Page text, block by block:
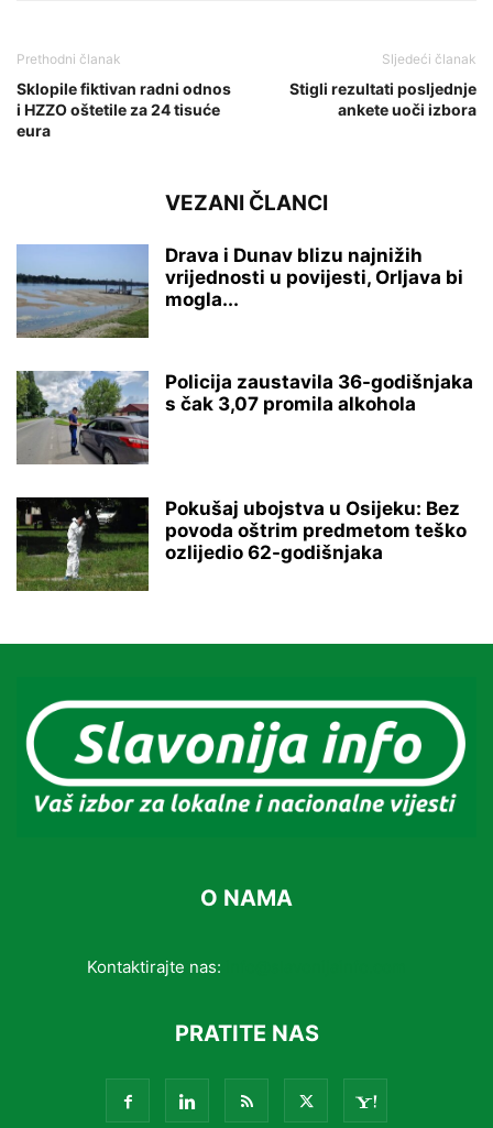
Prethodni članak
Sklopile fiktivan radni odnos
i HZZO oštetile za 24 tisuće
eura
Sljedeći članak
Stigli rezultati posljednje
ankete uoči izbora
VEZANI ČLANCI
Drava i Dunav blizu najnižih
vrijednosti u povijesti, Orljava bi
mogla...
Policija zaustavila 36-godišnjaka
s čak 3,07 promila alkohola
Pokušaj ubojstva u Osijeku: Bez
povoda oštrim predmetom teško
ozlijedio 62-godišnjaka
O NAMA
Kontaktirajte nas:
PRATITE NAS